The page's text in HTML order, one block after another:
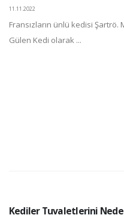
11.11.2022
Fransızların ünlü kedisi Şartrö.
Gülen Kedi olarak ...
Kediler Tuvaletlerini